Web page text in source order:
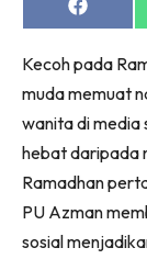
Share
on
Kecoh pada
muda memuat
wanita di media
hebat daripada
Ramadhan
PU Azman
sosial